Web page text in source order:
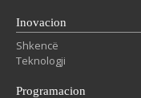
Inovacion
Shkencë
Teknologji
Programacion